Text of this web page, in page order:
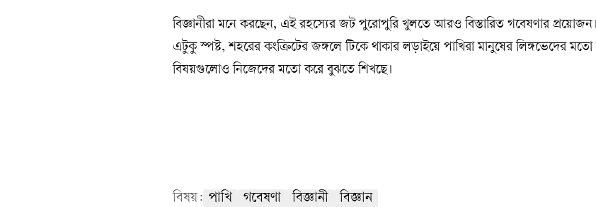
বিজ্ঞানীরা মনে করছেন, এই রহস্যের জট পুরোপুরি খুলতে আরও বিস্তারিত গবেষণার
এটুকু স্পষ্ট, শহরের কংক্রিটের জঙ্গলে টিকে থাকার লড়াইয়ে পাখিরা মানুষের লিঙ্গভেদের মতো
বিষয়গুলোও নিজেদের মতো করে বুঝতে শিখছে।
বিষয়: পাখি গবেষণা বিজ্ঞানী বিজ্ঞান